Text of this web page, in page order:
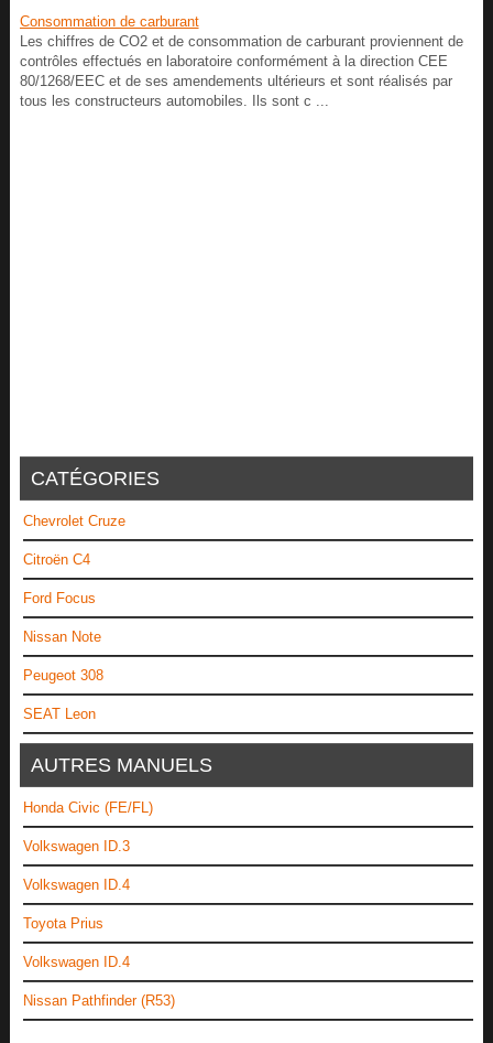
Consommation de carburant
Les chiffres de CO2 et de consommation de carburant proviennent de
contrôles effectués en laboratoire conformément à la direction CEE
80/1268/EEC et de ses amendements ultérieurs et sont réalisés par
tous les constructeurs automobiles. Ils sont c ...
CATÉGORIES
Chevrolet Cruze
Citroën C4
Ford Focus
Nissan Note
Peugeot 308
SEAT Leon
AUTRES MANUELS
Honda Civic (FE/FL)
Volkswagen ID.3
Volkswagen ID.4
Toyota Prius
Volkswagen ID.4
Nissan Pathfinder (R53)